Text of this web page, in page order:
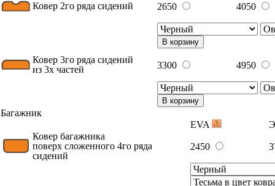
Ковер 2го ряда сидений 2650 4050
В корзину
Ковер 3го ряда сидений
из 3х частей
3300 4950
В корзину
Багажник
EVA
Ковер багажника
поверх сложенного 4го ряда
сидений
2450